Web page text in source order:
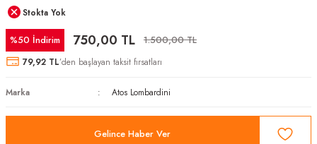
Stokta Yok
%50 İndirim 750,00 TL 1.500,00 TL
79,92 TL’den başlayan taksit fırsatları
Marka Atos Lombardini
Gelince Haber Ver